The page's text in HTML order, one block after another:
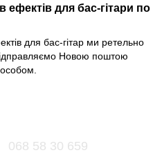
ефектів для бас-гітари по
для бас-гітар ми ретельно
Новою поштою
068 58 30 659